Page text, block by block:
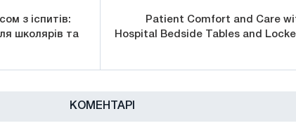
з іспитів:
школярів та
Patient Comfort and Care
Hospital Bedside Tables and
КОМЕНТАРІ